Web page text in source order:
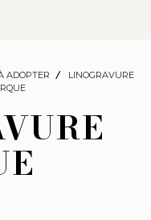
ADOPTER
LINOGRAVURE